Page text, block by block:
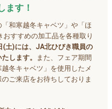
ます！
和寒越冬キャベツ」や「ほ
すすめの加工品を各種取り
(土)には、JA北ひびき職員の
します。
また、フェア期間
冬キャベツ」を使用したメ
ご来店をお待ちしておりま